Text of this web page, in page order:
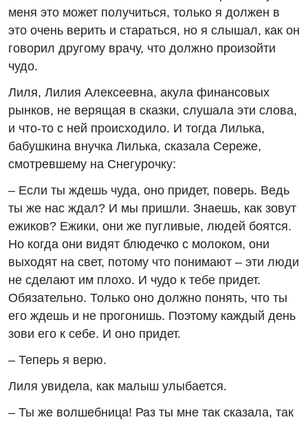
меня это может получиться, только я должен в
это очень верить и стараться, но я слышал, как он
говорил другому врачу, что должно произойти
чудо.
Лиля, Лилия Алексеевна, акула финансовых
рынков, не верящая в сказки, слушала эти слова,
и что-то с ней происходило. И тогда Лилька,
бабушкина внучка Лилька, сказала Сереже,
смотревшему на Снегурочку:
– Если ты ждешь чуда, оно придет, поверь. Ведь
ты же нас ждал? И мы пришли. Знаешь, как зовут
ежиков? Ежики, они же пугливые, людей боятся.
Но когда они видят блюдечко с молоком, они
выходят на свет, потому что понимают – эти люди
не сделают им плохо. И чудо к тебе придет.
Обязательно. Только оно должно понять, что ты
его ждешь и не прогонишь. Поэтому каждый день
зови его к себе. И оно придет.
– Теперь я верю.
Лиля увидела, как малыш улыбается.
– Ты же волшебница! Раз ты мне так сказала, так